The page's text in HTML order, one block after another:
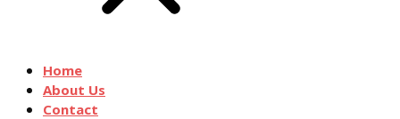
Home
About Us
Contact